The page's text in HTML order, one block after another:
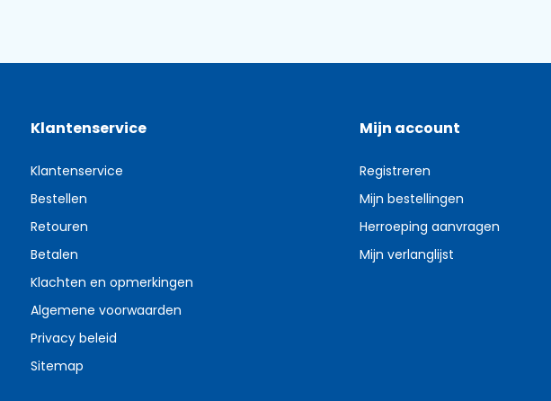
Klantenservice
Klantenservice
Bestellen
Retouren
Betalen
Klachten en opmerkingen
Algemene voorwaarden
Privacy beleid
Sitemap
Mijn account
Registreren
Mijn bestellingen
Herroeping aanvragen
Mijn verlanglijst